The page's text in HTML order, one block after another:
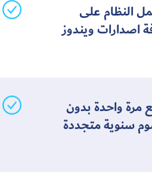
النظام على
اصدارات ويندوز
مرة واحدة بدون
سنوية متجددة